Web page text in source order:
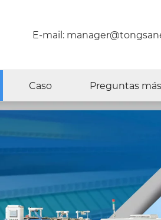
E-mail:
Caso Preguntas